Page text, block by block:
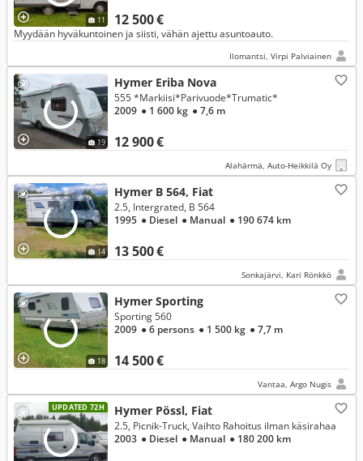
11 12 500 €
Myydään hyväkuntoinen ja siisti, vähän ajettu asuntoauto.
Ilomantsi, Virpi Palviainen
19
Hymer Eriba Nova
12 900 €
555 *Markiisi*Parivuode*Trumatic*
2009 ● 1 600 kg ● 7,6 m
Alahärmä, Auto-Heikkilä Oy
14
Hymer B 564, Fiat
13 500 €
2.5, Intergrated, B 564
1995 ● Diesel ● Manual ● 190 674 km
Sonkajärvi, Kari Rönkkö
18
Hymer Sporting
14 500 €
Sporting 560
2009 ● 6 persons ● 1 500 kg ● 7,7 m
Vantaa, Argo Nugis
UPDATED 72H Hymer Pössl, Fiat
2.5, Picnik-Truck, Vaihto Rahoitus ilman käsirahaa
2003 ● Diesel ● Manual ● 180 200 km